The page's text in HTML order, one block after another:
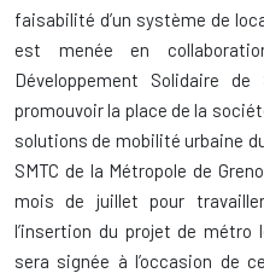
faisabilité d’un système de
est menée en
Développement Solidaire
promouvoir la place de la
solutions de mobilité urbaine
SMTC de la Métropole de
mois de juillet pour
l’insertion du projet de métro
sera signée à l’occasion de